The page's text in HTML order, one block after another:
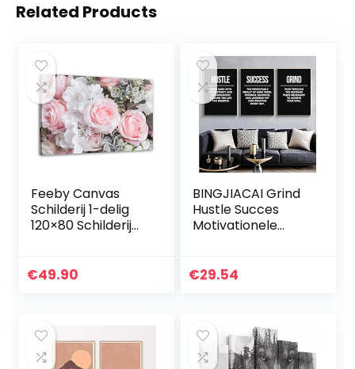
Related Products
Feeby Canvas
Schilderij 1-delig
120×80 Schilderij
Wanddecoratie op
€49.90
BINGJIACAI Grind
Hustle Succes
Motivationele
Motivatie Canvas
€29.54